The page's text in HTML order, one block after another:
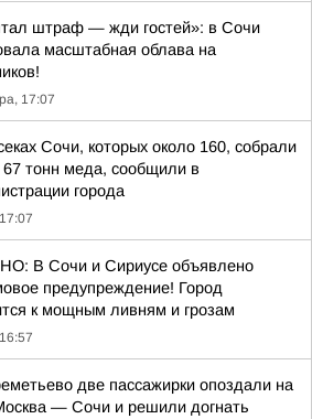
штраф — жди гостей»: в Сочи
масштабная облава на
17:07
Сочи, которых около 160, собрали
тонн меда, сообщили в
города
В Сочи и Сириусе объявлено
предупреждение! Город
к мощным ливням и грозам
две пассажирки опоздали на
— Сочи и решили догнать